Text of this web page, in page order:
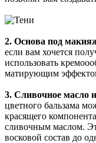
2. Основа под
если вам хочется
использовать
матирующим
3. Сливочное масло
цветного бальзама
красящего
сливочным маслом.
восковой состав до